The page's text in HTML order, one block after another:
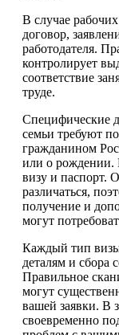
В случае
договор,
работодателя.
контролирует
соответствие
труде.
Специфические
семьи требуют
гражданином
или о рождении.
визу и паспорт.
различаться,
получение и
могут
Каждый тип визы
деталям и сбора
Правильное
могут
вашей заявки. В
своевременно